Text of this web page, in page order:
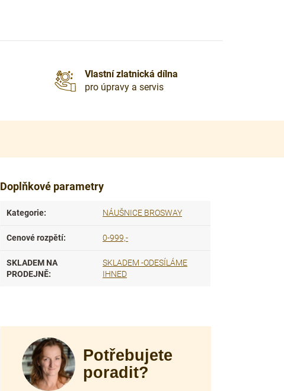
Vlastní zlatnická dílna
pro úpravy a servis
Doplňkové parametry
Kategorie: NÁUŠNICE BROSWAY
Cenové rozpětí: 0-999,-
SKLADEM NA
PRODEJNĚ:
SKLADEM -ODESÍLÁME
IHNED
Potřebujete
poradit?